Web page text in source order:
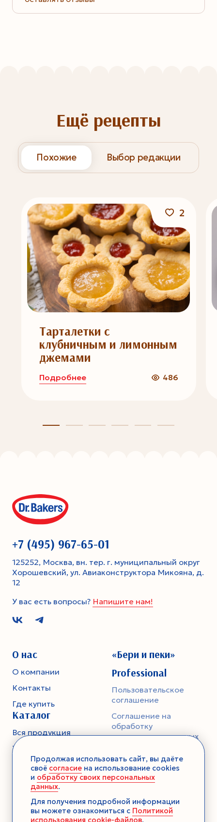
Ещё рецепты
Похожие Выбор редакции
2
Тарталетки с
клубничным и лимонным
джемами
Подробнее 486
+7 (495) 967-65-01
125252, Москва, вн. тер. г. муниципальный округ
Хорошевский, ул. Авиаконструктора Микояна, д.
12
У вас есть вопросы? Напишите нам!
О нас
О компании
Контакты
Где купить
Каталог
Вся продукция
Тесто
Смеси-помощники
Ароматика
Десерты без выпечки
Консервация
«Бери и пеки»
Professional
Пользовательское
соглашение
Соглашение на
обработку
персональных данных
конфиденциальности
Продолжая использовать сайт, вы даёте
своё согласие на использование cookies
и обработку своих персональных
данных.
Для получения подробной информации
вы можете ознакомиться с Политикой
использования cookie-файлов.